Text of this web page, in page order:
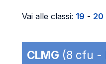
Vai alle classi: 19 - 20
CLMG (8 cfu -